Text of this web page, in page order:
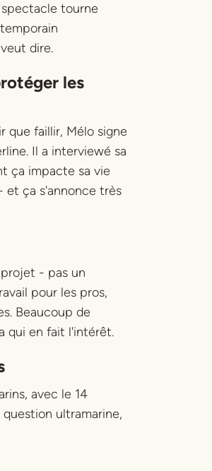
tourne
dire.
les
que faillir, Mélo signe
Il a interviewé sa
ça impacte sa vie
et ça s'annonce très
- pas un
pour les pros,
Beaucoup de
qui en fait l'intérêt.
avec le 14
ultramarine,